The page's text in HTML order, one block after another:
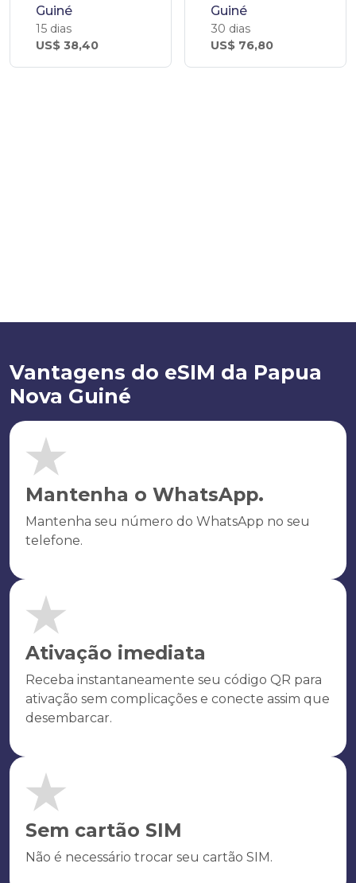
Guiné
15 dias
US$ 38,40
Guiné
30 dias
US$ 76,80
Vantagens do eSIM da Papua
Nova Guiné
Mantenha o WhatsApp.
Mantenha seu número do WhatsApp no seu
telefone.
Ativação imediata
Receba instantaneamente seu código QR para
ativação sem complicações e conecte assim que
desembarcar.
Sem cartão SIM
Não é necessário trocar seu cartão SIM.